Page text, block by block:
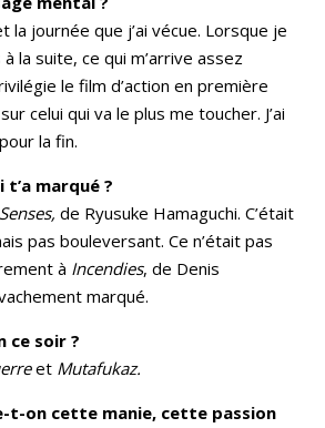
la journée que j’ai vécue. Lorsque je
la suite, ce qui m’arrive assez
le film d’action en première
celui qui va le plus me toucher. J’ai
la fin.
marqué ?
Senses, de Ryusuke Hamaguchi. C’était
pas bouleversant. Ce n’était pas
à Incendies, de Denis
marqué.
ce soir ?
et Mutafukaz.
t-on cette manie, cette passion